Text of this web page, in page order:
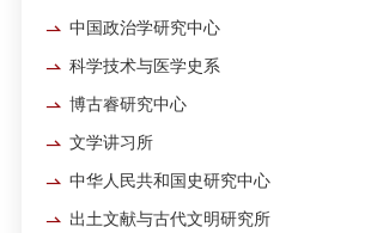
中国政治学研究中心
科学技术与医学史系
博古睿研究中心
文学讲习所
中华人民共和国史研究中心
出土文献与古代文明研究所